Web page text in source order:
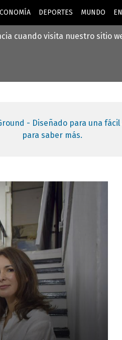
cuando visita nuestro sitio
DEPORTES MUNDO